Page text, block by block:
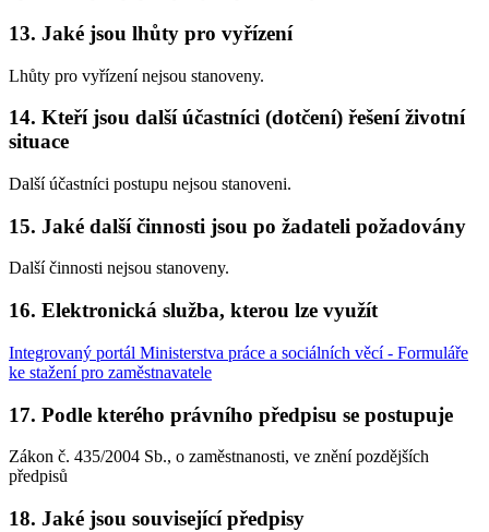
13. Jaké jsou lhůty pro vyřízení
Lhůty pro vyřízení nejsou stanoveny.
14. Kteří jsou další účastníci (dotčení) řešení životní
situace
Další účastníci postupu nejsou stanoveni.
15. Jaké další činnosti jsou po žadateli požadovány
Další činnosti nejsou stanoveny.
16. Elektronická služba, kterou lze využít
Integrovaný portál Ministerstva práce a sociálních věcí - Formuláře
ke stažení pro zaměstnavatele
17. Podle kterého právního předpisu se postupuje
Zákon č. 435/2004 Sb., o zaměstnanosti, ve znění pozdějších
předpisů
18. Jaké jsou související předpisy